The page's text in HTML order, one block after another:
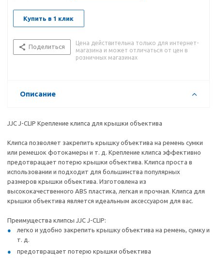
Купить в 1 клик
Поделиться
Цена действительна только для интернет-
магазина и может отличаться от цен в
розничных магазинах
Описание
JJC J-CLIP Крепление клипса для крышки объектива
Клипса позволяет закрепить крышку объектива на ремень сумки
или ремешок фотокамеры и т. д. Крепление клипса эффективно
предотвращает потерю крышки объектива. Клипса проста в
использовании и подходит для большинства популярных
размеров крышки объектива. Изготовлена из
высококачественного ABS пластика, легкая и прочная. Клипса для
крышки объектива является идеальным аксессуаром для вас.
Преимущества клипсы JJC J-CLIP:
легко и удобно закрепить крышку объектива на ремень, сумку и
т. д.
предотвращает потерю крышки объектива